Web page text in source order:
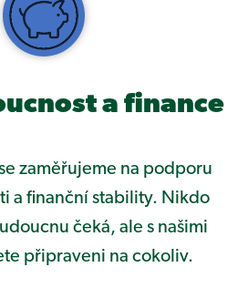
a finance
zaměřujeme na podporu
a finanční stability. Nikdo
čeká, ale s našimi
připraveni na cokoliv.